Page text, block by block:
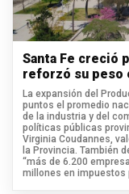
Santa Fe creció
reforzó su peso
La expansión del
puntos el promedio
de la industria y del
políticas públicas
Virginia Coudannes,
la Provincia. También
“más de 6.200
millones en impuestos